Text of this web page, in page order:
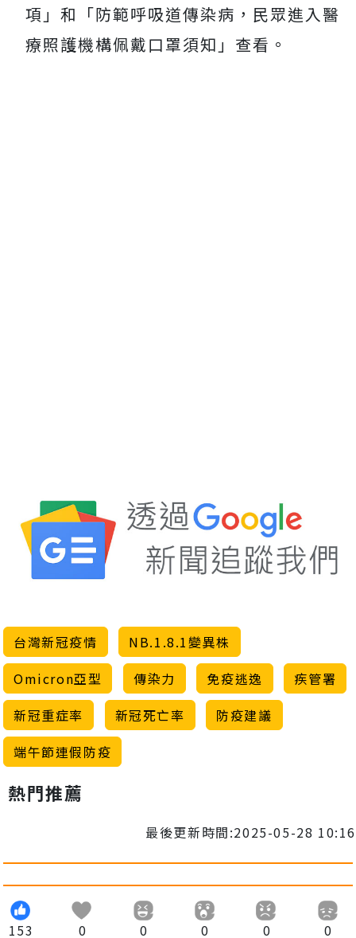
項」和「防範呼吸道傳染病，民眾進入醫
療照護機構佩戴口罩須知」查看。
台灣新冠疫情
NB.1.8.1變異株
Omicron亞型
傳染力 免疫逃逸
疾管署
新冠重症率
新冠死亡率
防疫建議
端午節連假防疫
熱門推薦
最後更新時間:2025-05-28 10:16
153 0 0 0 0 0